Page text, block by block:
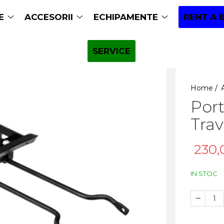
ACCESORII ECHIPAMENTE RENT A
SERVICE
Home /
IN STOC